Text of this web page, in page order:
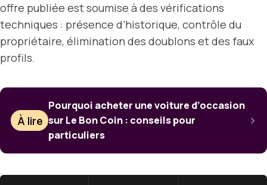
offre publiée est soumise à des vérifications
techniques : présence d’historique, contrôle du
propriétaire, élimination des doublons et des faux
profils.
À lire
Pourquoi acheter une voiture d’occasion
sur Le Bon Coin : conseils pour
particuliers